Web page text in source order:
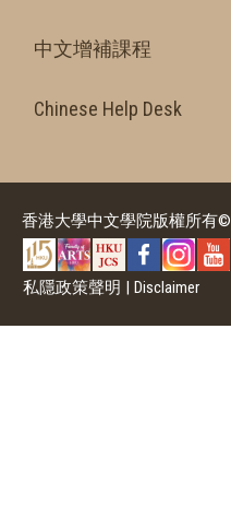
中文增補課程
Chinese Help Desk
香港大學中文學院版權所有©
私隱政策聲明 | Disclaimer